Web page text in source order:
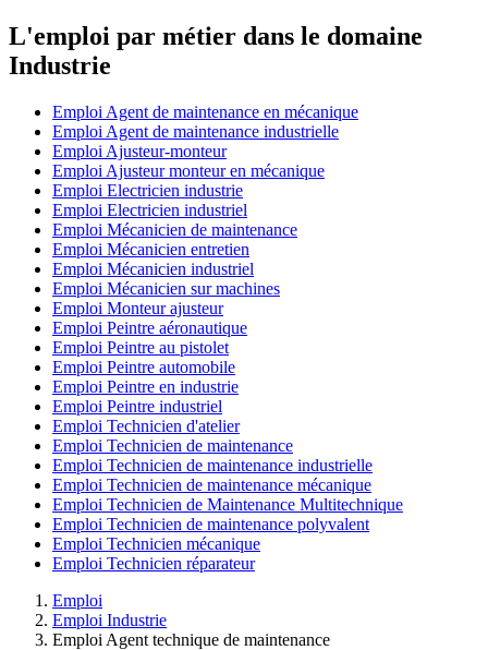
L'emploi par métier dans le domaine
Industrie
Emploi Agent de maintenance en mécanique
Emploi Agent de maintenance industrielle
Emploi Ajusteur-monteur
Emploi Ajusteur monteur en mécanique
Emploi Electricien industrie
Emploi Electricien industriel
Emploi Mécanicien de maintenance
Emploi Mécanicien entretien
Emploi Mécanicien industriel
Emploi Mécanicien sur machines
Emploi Monteur ajusteur
Emploi Peintre aéronautique
Emploi Peintre au pistolet
Emploi Peintre automobile
Emploi Peintre en industrie
Emploi Peintre industriel
Emploi Technicien d'atelier
Emploi Technicien de maintenance
Emploi Technicien de maintenance industrielle
Emploi Technicien de maintenance mécanique
Emploi Technicien de Maintenance Multitechnique
Emploi Technicien de maintenance polyvalent
Emploi Technicien mécanique
Emploi Technicien réparateur
Emploi
Emploi Industrie
Emploi Agent technique de maintenance